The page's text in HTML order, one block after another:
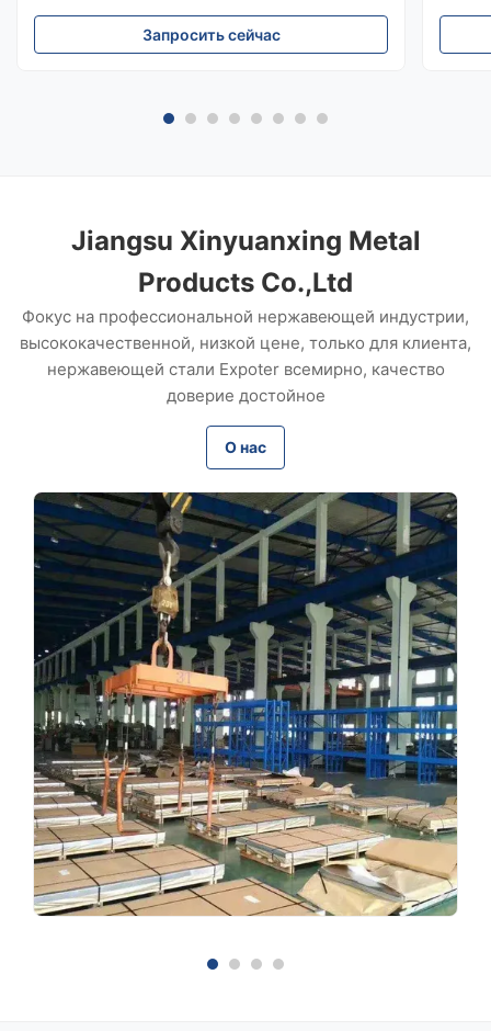
used of all stainless steels. Its chemical
composition, mechanical properties, weldability
Запросить сейчас
Jiangsu Xinyuanxing Metal
Products Co.,Ltd
Фокус на профессиональной нержавеющей индустрии,
высококачественной, низкой цене, только для клиента,
нержавеющей стали Expoter всемирно, качество
доверие достойное
О нас